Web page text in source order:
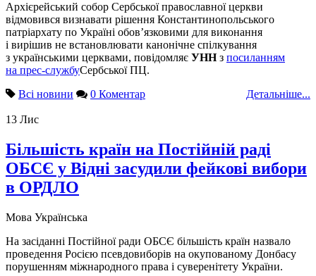
Архієрейський собор Сербської православної церкви
відмовився визнавати рішення Константинопольського
патріархату по Україні обов’язковими для виконання
і вирішив не встановлювати канонічне спілкування
з українськими церквами, повідомляє УННз посиланням
на прес-службуСербської ПЦ.
Всі новини
0 Коментар Детальніше...
13 Лис
Більшість країн на Постійній раді
ОБСЄ у Відні засудили фейкові вибори
в ОРДЛО
Мова Українська
На засіданні Постійної ради ОБСЄ більшість країн назвало
проведення Росією псевдовиборів на окупованому Донбасу
порушенням міжнародного права і суверенітету України.